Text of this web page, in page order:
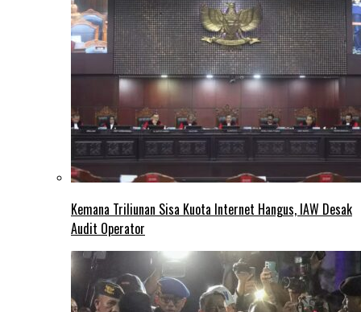
Kemana Triliunan Sisa Kuota Internet Hangus, IAW Desak
Audit Operator